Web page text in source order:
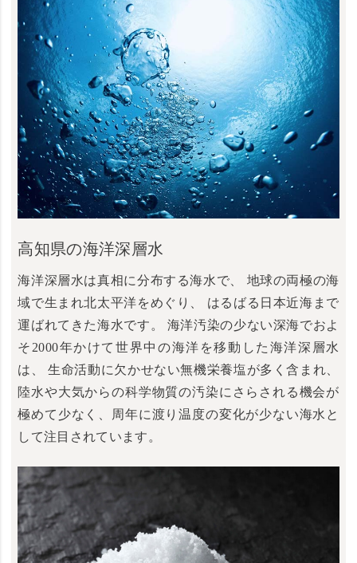
高知県の海洋深層水
海洋深層水は真相に分布する海水で、 地球の両極の海
域で生まれ北太平洋をめぐり、 はるばる日本近海まで
運ばれてきた海水です。 海洋汚染の少ない深海でおよ
そ2000年かけて世界中の海洋を移動した海洋深層水
は、 生命活動に欠かせない無機栄養塩が多く含まれ、
陸水や大気からの科学物質の汚染にさらされる機会が
極めて少なく、周年に渡り温度の変化が少ない海水と
して注目されています。